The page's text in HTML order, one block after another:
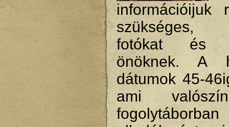
információijuk
szükséges,
fotókat és
önöknek. A
dátumok 45-
ami